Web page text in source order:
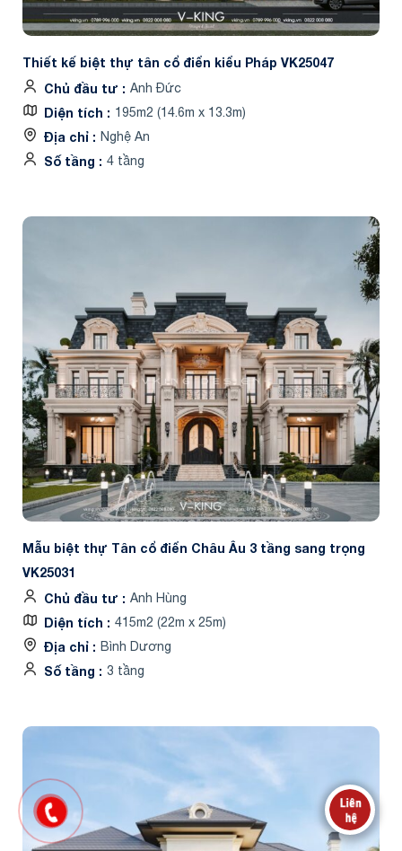
Thiết kế biệt thự tân cổ điển kiểu Pháp VK25047
Chủ đầu tư
Anh Đức
Diện tích 195m2 (14.6m x 13.3m)
Địa chỉ Nghệ An
Số tầng 4 tầng
Mẫu biệt thự Tân cổ điển Châu Âu 3 tầng sang trọng
VK25031
Chủ đầu tư
Anh Hùng
Diện tích 415m2 (22m x 25m)
Địa chỉ Bình Dương
Số tầng 3 tầng